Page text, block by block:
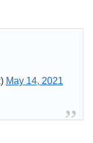
May 14, 2021